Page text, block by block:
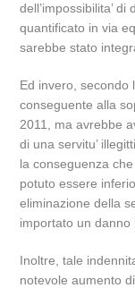
dell’impossibilita’
quantificato in via
sarebbe stato
Ed invero, secondo
conseguente alla
2011, ma avrebbe
di una servitu’
la conseguenza che
potuto essere
eliminazione della
importato un danno
Inoltre, tale
notevole aumento